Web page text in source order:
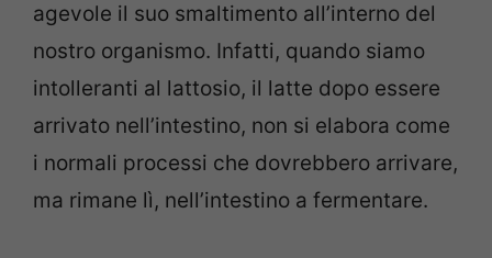
agevole il suo smaltimento all’interno del
nostro organismo. Infatti, quando siamo
intolleranti al lattosio, il latte dopo essere
arrivato nell’intestino, non si elabora come
i normali processi che dovrebbero arrivare,
ma rimane lì, nell’intestino a fermentare.